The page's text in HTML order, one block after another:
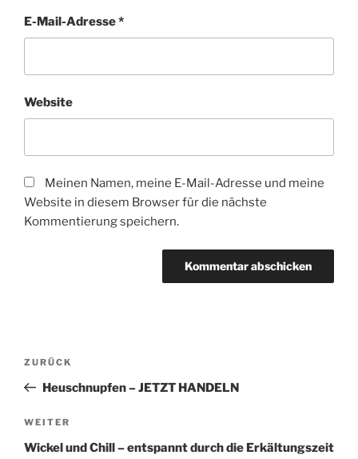
E-Mail-Adresse*
Website
Meinen Namen, meine E-Mail-Adresse und meine
Website in diesem Browser für die nächste
Kommentierung speichern.
Beitragsnavigation
Vorheriger
Beitrag
ZURÜCK
Heuschnupfen – JETZT HANDELN
Nächster
Beitrag
WEITER
Wickel und Chill – entspannt durch die Erkältungszeit